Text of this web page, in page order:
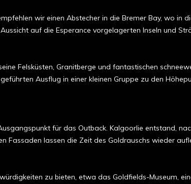
wir einen Abstecher in die Bremer Bay, wo in
auf die Esperance vorgelagerten Inseln und
Felsküsten, Granitberge und fantastischen
Ausflug in einer kleinen Gruppe zu den
für das Outback. Kalgoorlie entstand,
Fassaden lassen die Zeit des Goldrauschs wieder
zu bieten, etwa das Goldfields-Museum,